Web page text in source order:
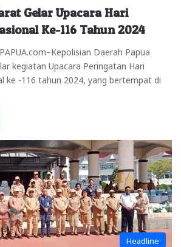
Gelar Upacara Hari
Ke-116 Tahun 2024
Daerah Papua
kegiatan Upacara Peringatan Hari
ke -116 tahun 2024, yang bertempat di
Headline